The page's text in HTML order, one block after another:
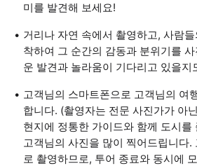
미를 발견해 보세요!
거리나 자연 속에서 촬영하고, 사람
착하여 그 순간의 감동과 분위기를
운 발견과 놀라움이 기다리고 있을지
고객님의 스마트폰으로 고객님의 여
합니다. (촬영자는 전문 사진가가 아
현지에 정통한 가이드와 함께 도시를
고객님의 사진을 많이 찍어드립니다.
로 촬영하므로, 투어 종료와 동시에